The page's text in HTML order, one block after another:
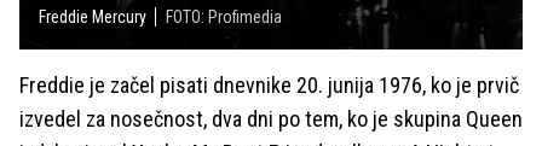
Freddie Mercury FOTO: Profimedia
Freddie je začel pisati dnevnike 20. junija 1976, ko je prvič
izvedel za nosečnost, dva dni po tem, ko je skupina Queen